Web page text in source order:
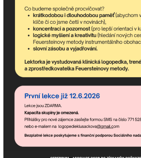
Jméno:
E-mail:
Telefon:
Město:
Beru na vědomí, jak pracujeme s
údaji najdete na stránceZásady